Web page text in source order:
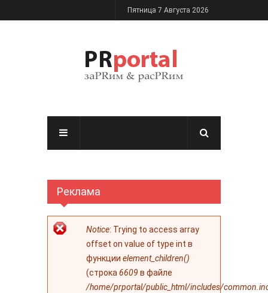
Перейти к основному содержаниюПятница 7 Августа 2026
Реклама
Сообщение об
ошибке
Notice: Trying to access array
offset on value of type int в
функции element_children()
(строка 6609 в файле
/home/prportal/public_html/includes/